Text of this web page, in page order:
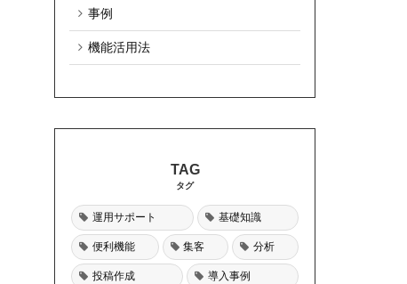
事例
機能活用法
タグ
運用サポート 基礎知識
便利機能 集客 分析
投稿作成 導入事例